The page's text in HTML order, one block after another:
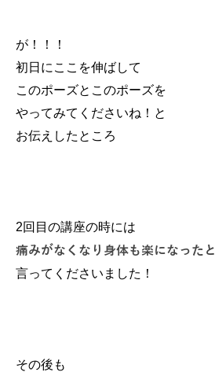
が！！！
初日にここを伸ばして
このポーズとこのポーズを
やってみてくださいね！と
お伝えしたところ
2回目の講座の時には
痛みがなくなり身体も楽になったと
言ってくださいました！
その後も